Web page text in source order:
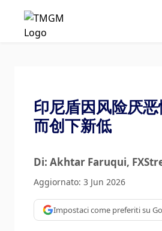
印尼盾因风险厌
而创下新低
Di: Akhtar Faruqui,
Aggiornato: 3 Jun 2026
Impostaci come preferiti su